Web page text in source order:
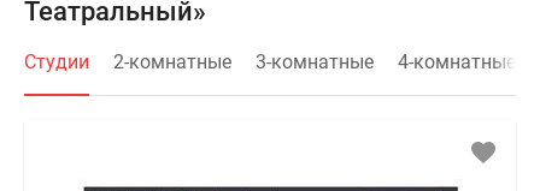
Театральный»
Студии 2-комнатные 3-комнатные 4-комнатные